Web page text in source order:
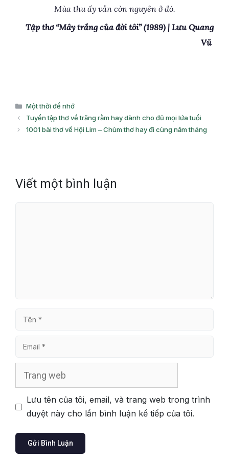
Mùa thu ấy vẫn còn nguyên ở đó.
Tập thơ “Mây trắng của đời tôi” (1989) | Lưu Quang
Vũ
Danh
mục
Một thời để nhớ
Tuyển tập thơ về trăng rằm hay dành cho đủ mọi lứa tuổi
1001 bài thơ về Hội Lim – Chùm thơ hay đi cùng năm tháng
Viết một bình luận
Tên
Email
Lưu tên của tôi, email, và trang web trong trình
duyệt này cho lần bình luận kế tiếp của tôi.